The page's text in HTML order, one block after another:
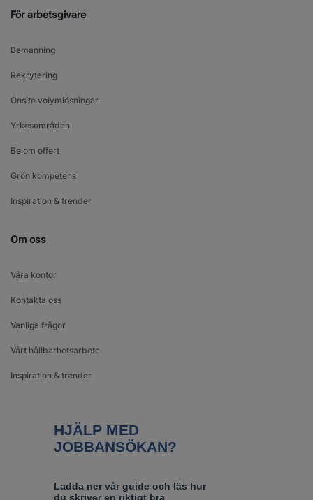
För arbetsgivare
Bemanning
Rekrytering
Onsite volymlösningar
Yrkesområden
Be om offert
Grön kompetens
Inspiration & trender
Om oss
Våra kontor
Kontakta oss
Vanliga frågor
Vårt hållbarhetsarbete
Inspiration & trender